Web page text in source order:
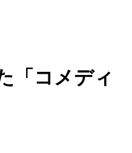
「コメディ